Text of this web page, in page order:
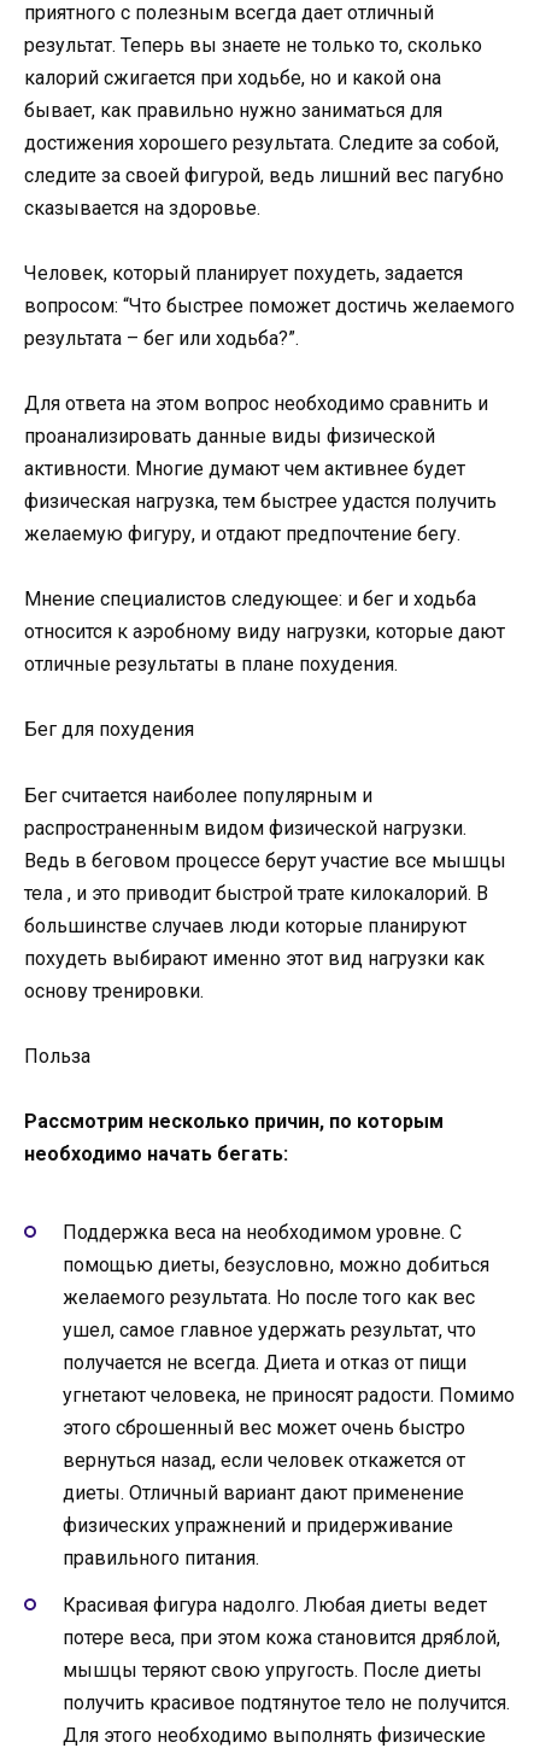
приятного с полезным всегда дает отличный
результат. Теперь вы знаете не только то, сколько
калорий сжигается при ходьбе, но и какой она
бывает, как правильно нужно заниматься для
достижения хорошего результата. Следите за собой,
следите за своей фигурой, ведь лишний вес пагубно
сказывается на здоровье.
Человек, который планирует похудеть, задается
вопросом: “Что быстрее поможет достичь желаемого
результата – бег или ходьба?”.
Для ответа на этом вопрос необходимо сравнить и
проанализировать данные виды физической
активности. Многие думают чем активнее будет
физическая нагрузка, тем быстрее удастся получить
желаемую фигуру, и отдают предпочтение бегу.
Мнение специалистов следующее: и бег и ходьба
относится к аэробному виду нагрузки, которые дают
отличные результаты в плане похудения.
Бег для похудения
Бег считается наиболее популярным и
распространенным видом физической нагрузки.
Ведь в беговом процессе берут участие все мышцы
тела , и это приводит быстрой трате килокалорий. В
большинстве случаев люди которые планируют
похудеть выбирают именно этот вид нагрузки как
основу тренировки.
Польза
Рассмотрим несколько причин, по которым
необходимо начать бегать:
Поддержка веса на необходимом уровне. С
помощью диеты, безусловно, можно добиться
желаемого результата. Но после того как вес
ушел, самое главное удержать результат, что
получается не всегда. Диета и отказ от пищи
угнетают человека, не приносят радости. Помимо
этого сброшенный вес может очень быстро
вернуться назад, если человек откажется от
диеты. Отличный вариант дают применение
физических упражнений и придерживание
правильного питания.
Красивая фигура надолго. Любая диеты ведет
потере веса, при этом кожа становится дряблой,
мышцы теряют свою упругость. После диеты
получить красивое подтянутое тело не получится.
Для этого необходимо выполнять физические